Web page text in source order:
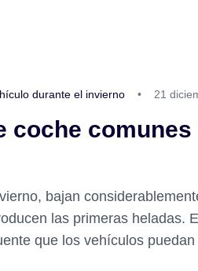
durante el invierno • 21
coche comunes
bajan
las primeras heladas.
que los vehículos